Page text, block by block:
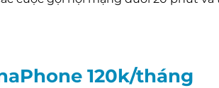
120k/tháng